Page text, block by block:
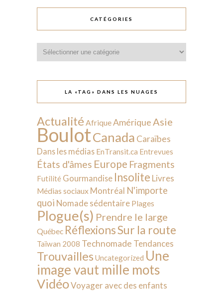
CATÉGORIES
LA «TAG» DANS LES NUAGES
Actualité AfriqueAmérique Asie
BoulotCanada Caraïbes
Dans les médias EnTransit.ca Entrevues
États d'âmes Europe Fragments
Futilité Gourmandise Insolite Livres
Médias sociaux Montréal N'importe
quoi Nomade sédentaire Plages
Plogue(s) Prendre le large
Québec RéflexionsSur la route
Taïwan 2008 Technomade Tendances
Trouvailles Uncategorized Une
image vaut mille mots
VidéoVoyager avec des enfants